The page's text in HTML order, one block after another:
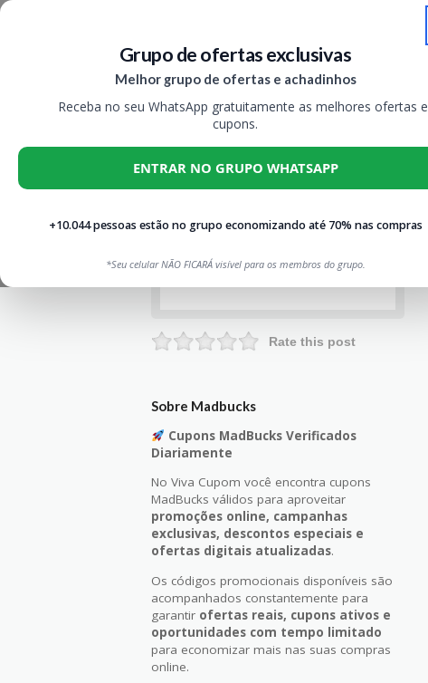
Grupo de ofertas exclusivas
Melhor grupo de ofertas e achadinhos
Receba no seu WhatsApp gratuitamente as melhores ofertas e
cupons.
ENTRAR NO GRUPO WHATSAPP
+10.044 pessoas estão no grupo economizando até 70% nas compras
*Seu celular NÃO FICARÁ visível para os membros do grupo.
Rate this post
Sobre Madbucks
Cupons MadBucks Verificados
Diariamente
No Viva Cupom você encontra cupons
MadBucks válidos para aproveitar
promoções online, campanhas
exclusivas, descontos especiais e
ofertas digitais atualizadas.
Os códigos promocionais disponíveis são
acompanhados constantemente para
garantir ofertas reais, cupons ativos e
oportunidades com tempo limitado
para economizar mais nas suas compras
online.